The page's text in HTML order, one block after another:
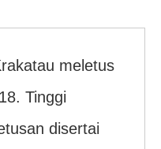
meletus
Tinggi
disertai